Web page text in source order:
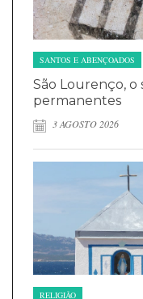
SANTOS E ABENÇOADOS
São Lourenço, o
permanentes
3 AGOSTO 2026
RELIGIÃO